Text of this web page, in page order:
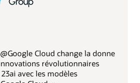
Cloud change la donne
révolutionnaires
avec les modèles